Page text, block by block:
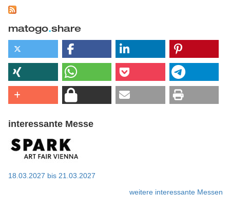
matogo.share
interessante Messe
18.03.2027 bis 21.03.2027
weitere interessante Messen